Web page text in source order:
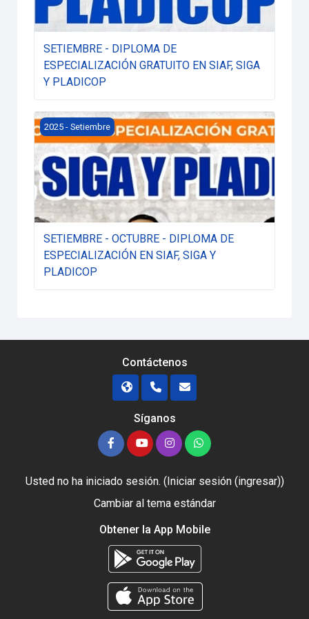
SETIEMBRE - DIPLOMA DE
ESPECIALIZACIÓN GRATUITO EN SIAF, SIGA
Y PLADICOP
SETIEMBRE - OCTUBRE - DIPLOMA DE
2025 - Setiembre
SETIEMBRE - OCTUBRE - DIPLOMA DE
ESPECIALIZACIÓN EN SIAF, SIGA Y
PLADICOP
Contáctenos
Síganos
Usted no ha iniciado sesión. ( Iniciar sesión (ingresar))
Cambiar al tema estándar
Obtener la App Mobile